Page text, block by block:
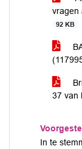
vragen
92 KB
37 van
In te